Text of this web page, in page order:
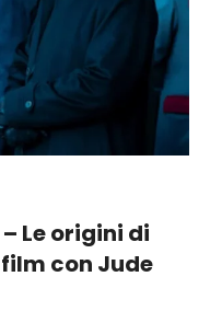
Le origini di
con Jude